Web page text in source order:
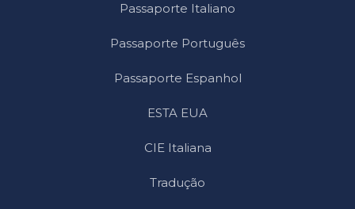
Passaporte Italiano
Passaporte Português
Passaporte Espanhol
ESTA EUA
CIE Italiana
Tradução